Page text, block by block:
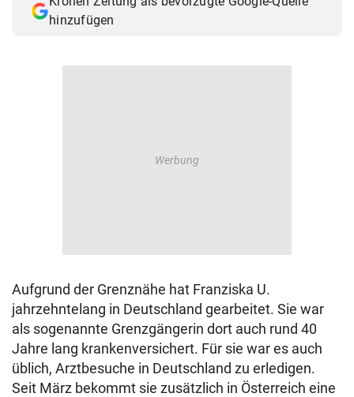
hinzufügen
Aufgrund der Grenznähe hat Franziska U.
jahrzehntelang in Deutschland gearbeitet. Sie war
als sogenannte Grenzgängerin dort auch rund 40
Jahre lang krankenversichert. Für sie war es auch
üblich, Arztbesuche in Deutschland zu erledigen.
Seit März bekommt sie zusätzlich in Österreich eine